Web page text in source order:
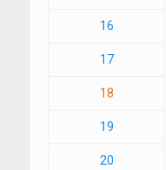
16
17
18
19
20